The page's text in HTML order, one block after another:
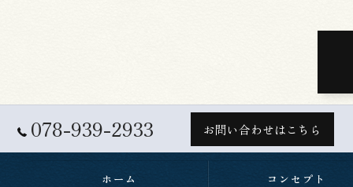
078-939-2933 お問い合わせはこちら
ホーム コンセプト